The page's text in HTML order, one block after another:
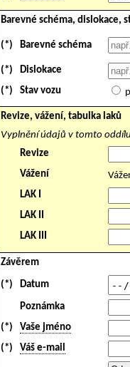
Barevné schéma, dislokace,
(*) Barevné schéma
(*)
Dislokace
(*)
Stav vozu
Revize, vážení, tabulka laků
Vyplnění údajů v tomto
Revize
Vážení
LAK I
LAK II
LAK III
Závěrem
(*) Datum
Poznámka
(*)
Vaše jméno
(*)
Váš e-mail